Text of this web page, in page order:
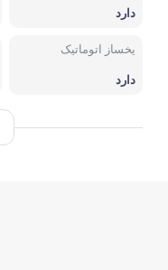
دارد
یخساز اتوماتیک
دارد